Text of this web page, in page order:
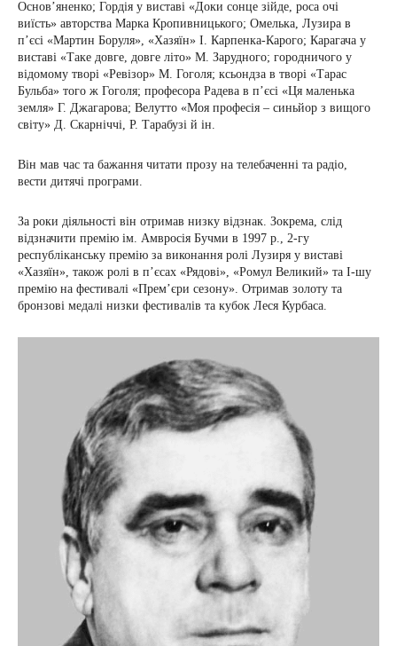
Основ’яненко; Гордія у виставі «Доки сонце зійде, роса очі
виїсть» авторства Марка Кропивницького; Омелька, Лузира в
п’єсі «Мартин Боруля», «Хазяїн» І. Карпенка-Карого; Карагача у
виставі «Таке довге, довге літо» М. Зарудного; городничого у
відомому творі «Ревізор» М. Гоголя; ксьондза в творі «Тарас
Бульба» того ж Гоголя; професора Радева в п’єсі «Ця маленька
земля» Г. Джагарова; Велутто «Моя професія – синьйор з вищого
світу» Д. Скарніччі, Р. Тарабузі й ін.
Він мав час та бажання читати прозу на телебаченні та радіо,
вести дитячі програми.
За роки діяльності він отримав низку відзнак. Зокрема, слід
відзначити премію ім. Амвросія Бучми в 1997 р., 2-гу
республіканську премію за виконання ролі Лузиря у виставі
«Хазяїн», також ролі в п’єсах «Рядові», «Ромул Великий» та І-шу
премію на фестивалі «Прем’єри сезону». Отримав золоту та
бронзові медалі низки фестивалів та кубок Леся Курбаса.